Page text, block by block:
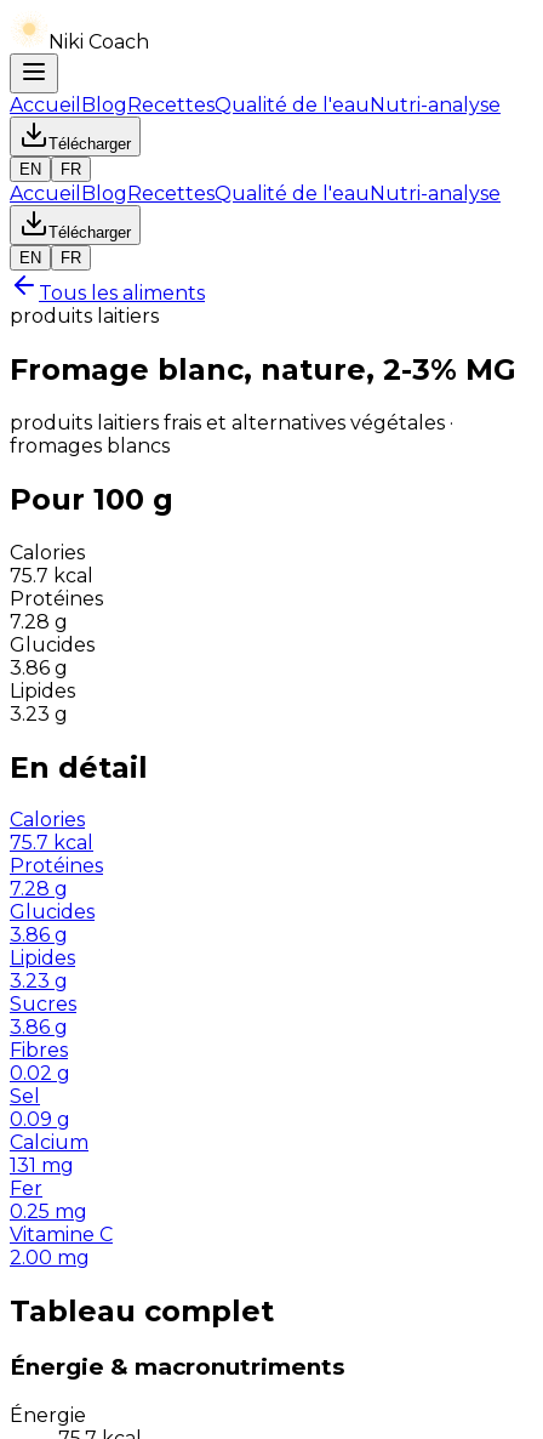
Niki Coach
Accueil BlogRecettesQualité de l'eauNutri-analyse
Télécharger
EN
FR
Accueil BlogRecettesQualité de l'eauNutri-analyse
Télécharger
EN
FR
Tous les aliments
produits laitiers
Fromage blanc, nature, 2-3% MG
produits laitiers frais et alternatives végétales ·
fromages blancs
Pour 100 g
Calories
75.7 kcal
Protéines
7.28 g
Glucides
3.86 g
Lipides
3.23 g
En détail
Calories
75.7 kcal
Protéines
7.28 g
Glucides
3.86 g
Lipides
3.23 g
Sucres
3.86 g
Fibres
0.02 g
Sel
0.09 g
Calcium
131 mg
Fer
0.25 mg
Vitamine C
2.00 mg
Tableau complet
Énergie & macronutriments
Énergie